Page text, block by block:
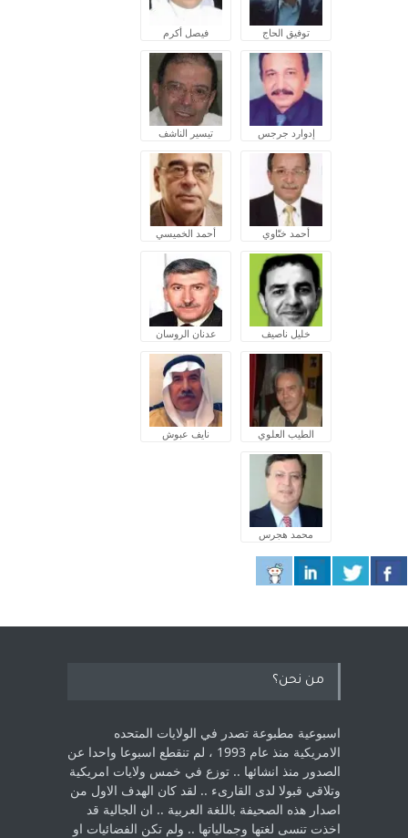
توفيق الحاج فيصل أكرم
إدوارد جرجس تيسير الناشف
أحمد ختّاوي أحمد الخميسي
خليل ناصيف عدنان الروسان
الطيب العلوي نايف عبوش
محمد هجرس
من نحن؟
اسبوعية مطبوعة تصدر في الولايات المتحده
الامريكية منذ عام 1993 ، لم ‏تنقطع اسبوعا واحدا عن
الصدور منذ انشائها .. توزع في خمس ولايات امريكية
‏وتلاقي قبولا لدى القارىء ..‏ لقد كان الهدف الاول من
اصدار هذه الصحيفة باللغة العربية .. ان الجالية قد
اخذت ‏تنسى لغتها وجمالياتها .. ولم تكن الفضائيات او